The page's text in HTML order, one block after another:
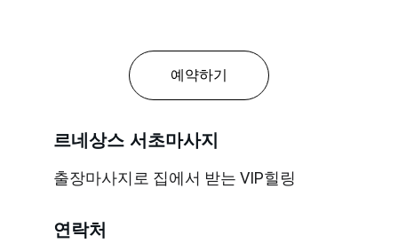
예약하기
르네상스 서초마사지
출장마사지로 집에서 받는 VIP힐링
연락처